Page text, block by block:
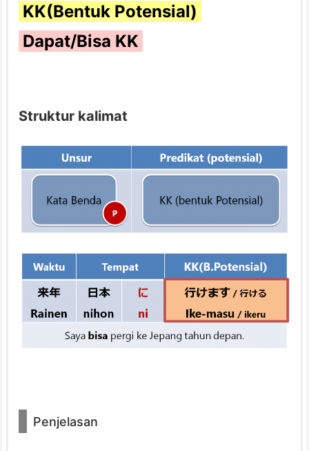
a
K
a
a
t
2.
n
e
l
a
s
o
KK(Bentuk Potensial)
Dapat/Bisa KK
Struktur kalimat
Penjelasan